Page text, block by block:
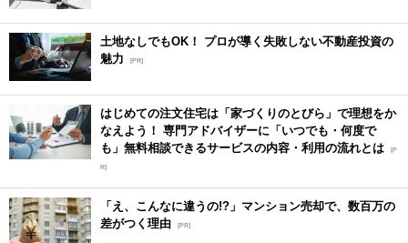
土地なしでもOK！ プロが導く失敗しない不動産投資の
魅力
[PR]
はじめての注文住宅は「家づくりのとびら」で理想をか
なえよう！ 専門アドバイザーに「いつでも・何度で
も」無料相談できるサービスの内容・利用の流れとは [P
R]
「え、こんなに違うの!?」マンション売却で、数百万の
差がつく理由 [PR]